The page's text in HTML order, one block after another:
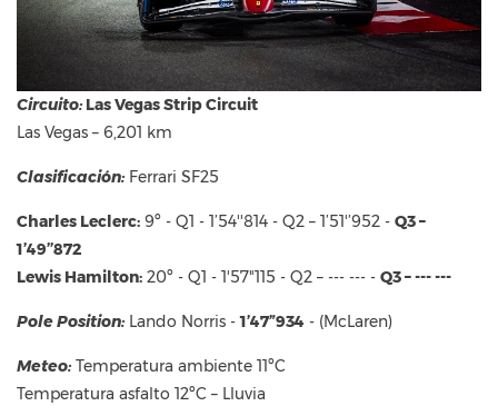
Circuito: Las Vegas Strip Circuit
Las Vegas – 6,201 km
Clasificación: Ferrari SF25
Charles Leclerc: 9º - Q1 - 1’54''814 - Q2 – 1’51'’952 - Q3 –
1’49’’872
Lewis Hamilton: 20º - Q1 - 1'57"115 - Q2 – --- --- - Q3 – --- ---
Pole Position: Lando Norris -1’47”934 - (McLaren)
Meteo: Temperatura ambiente 11ºC
Temperatura asfalto 12ºC – Lluvia